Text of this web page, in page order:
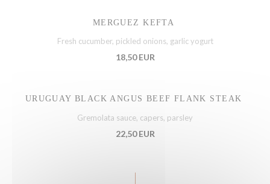
MERGUEZ KEFTA
Fresh cucumber, pickled onions, garlic yogurt
18,50 EUR
URUGUAY BLACK ANGUS BEEF FLANK STEAK
Gremolata sauce, capers, parsley
22,50 EUR